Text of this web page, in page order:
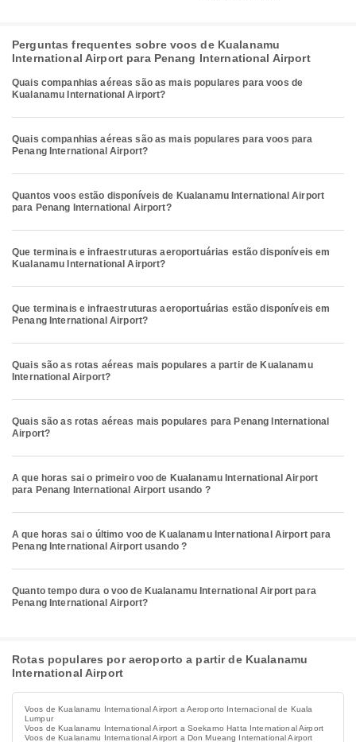
Perguntas frequentes sobre voos de Kualanamu
International Airport para Penang International Airport
Quais companhias aéreas são as mais populares para voos de
Kualanamu International Airport?
Quais companhias aéreas são as mais populares para voos para
Penang International Airport?
Quantos voos estão disponíveis de Kualanamu International Airport
para Penang International Airport?
Que terminais e infraestruturas aeroportuárias estão disponíveis em
Kualanamu International Airport?
Que terminais e infraestruturas aeroportuárias estão disponíveis em
Penang International Airport?
Quais são as rotas aéreas mais populares a partir de Kualanamu
International Airport?
Quais são as rotas aéreas mais populares para Penang International
Airport?
A que horas sai o primeiro voo de Kualanamu International Airport
para Penang International Airport usando ?
A que horas sai o último voo de Kualanamu International Airport para
Penang International Airport usando ?
Quanto tempo dura o voo de Kualanamu International Airport para
Penang International Airport?
Rotas populares por aeroporto a partir de Kualanamu
International Airport
Voos de Kualanamu International Airport a Aeroporto Internacional de Kuala
Lumpur
Voos de Kualanamu International Airport a Soekarno Hatta International Airport
Voos de Kualanamu International Airport a Don Mueang International Airport